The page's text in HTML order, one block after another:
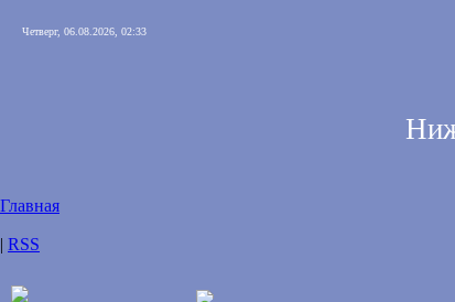
Четверг, 06.08.2026, 02:33
Главная
| RSS